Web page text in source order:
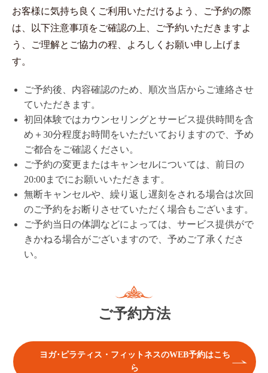
お客様に気持ち良くご利用いただけるよう、ご予約の際
は、以下注意事項をご確認の上、ご予約いただきますよ
う、ご理解とご協力の程、よろしくお願い申し上げま
す。
ご予約後、内容確認のため、順次当店からご連絡させ
ていただきます。
初回体験ではカウンセリングとサービス提供時間を含
め＋30分程度お時間をいただいておりますので、予め
ご都合をご確認ください。
ご予約の変更またはキャンセルについては、前日の
20:00までにお願いいただきます。
無断キャンセルや、繰り返し遅刻をされる場合は次回
のご予約をお断りさせていただく場合もございます。
ご予約当日の体調などによっては、サービス提供がで
きかねる場合がございますので、予めご了承くださ
い。
ご予約方法
ヨガ･ピラティス・フィットネスのWEB予約はこち
ら